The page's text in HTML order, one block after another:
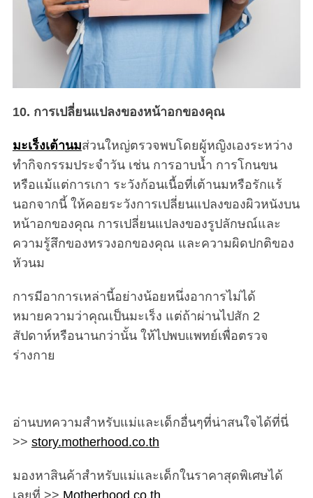
10. การเปลี่ยนแปลงของหน้าอกของคุณ
มะเร็งเต้านมส่วนใหญ่ตรวจพบโดยผู้หญิงเองระหว่าง
ทำกิจกรรมประจำวัน เช่น การอาบน้ำ การโกนขน
หรือแม้แต่การเกา ระวังก้อนเนื้อที่เต้านมหรือรักแร้
นอกจากนี้ ให้คอยระวังการเปลี่ยนแปลงของผิวหนังบน
หน้าอกของคุณ การเปลี่ยนแปลงของรูปลักษณ์และ
ความรู้สึกของทรวงอกของคุณ และความผิดปกติของ
หัวนม
การมีอาการเหล่านี้อย่างน้อยหนึ่งอาการไม่ได้
หมายความว่าคุณเป็นมะเร็ง แต่ถ้าผ่านไปสัก 2
สัปดาห์หรือนานกว่านั้น ให้ไปพบแพทย์เพื่อตรวจ
ร่างกาย
อ่านบทความสำหรับแม่และเด็กอื่นๆที่น่าสนใจได้ที่นี่
>> story.motherhood.co.th
มองหาสินค้าสำหรับแม่และเด็กในราคาสุดพิเศษได้
เลยที่ >> Motherhood.co.th